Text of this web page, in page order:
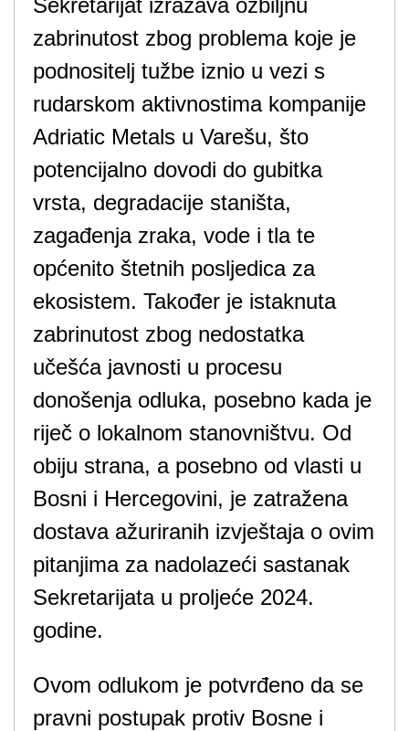
Sekretarijat izražava ozbiljnu
zabrinutost zbog problema koje je
podnositelj tužbe iznio u vezi s
rudarskom aktivnostima kompanije
Adriatic Metals u Varešu, što
potencijalno dovodi do gubitka
vrsta, degradacije staništa,
zagađenja zraka, vode i tla te
općenito štetnih posljedica za
ekosistem. Također je istaknuta
zabrinutost zbog nedostatka
učešća javnosti u procesu
donošenja odluka, posebno kada je
riječ o lokalnom stanovništvu. Od
obiju strana, a posebno od vlasti u
Bosni i Hercegovini, je zatražena
dostava ažuriranih izvještaja o ovim
pitanjima za nadolazeći sastanak
Sekretarijata u proljeće 2024.
godine.
Ovom odlukom je potvrđeno da se
pravni postupak protiv Bosne i